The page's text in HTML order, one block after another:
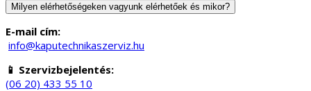
Milyen elérhetőségeken vagyunk elérhetőek és mikor?
E-mail cím:
info@kaputechnikaszerviz.hu
📱 Szervizbejelentés:
(06 20) 433 55 10